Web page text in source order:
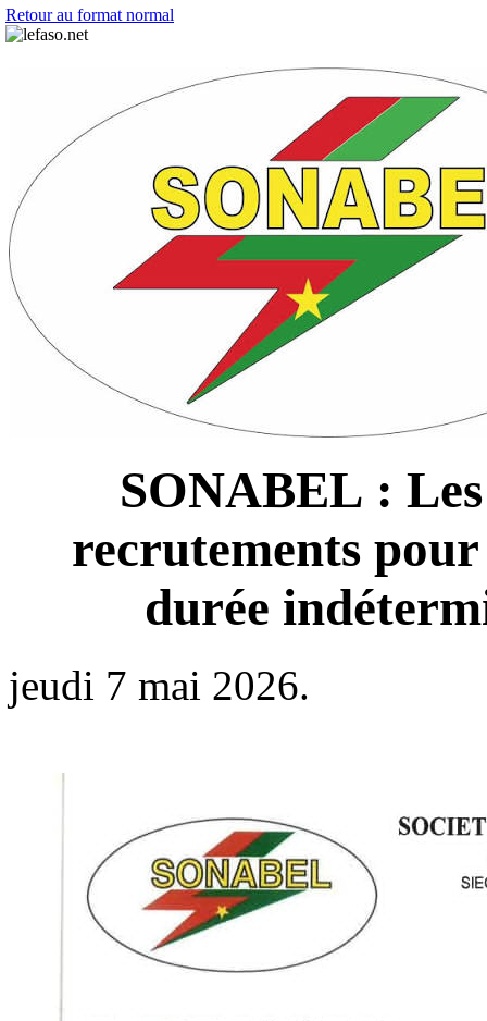
Retour au format normal
SONABEL : Les
recrutements
durée
jeudi 7 mai 2026.